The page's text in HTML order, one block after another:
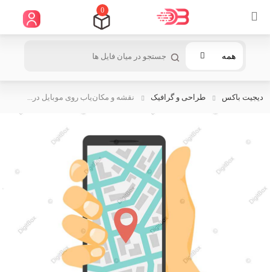
0
همه
دیجیت باکس طراحی و گرافیک نقشه و مکان‌یاب روی موبایل در...